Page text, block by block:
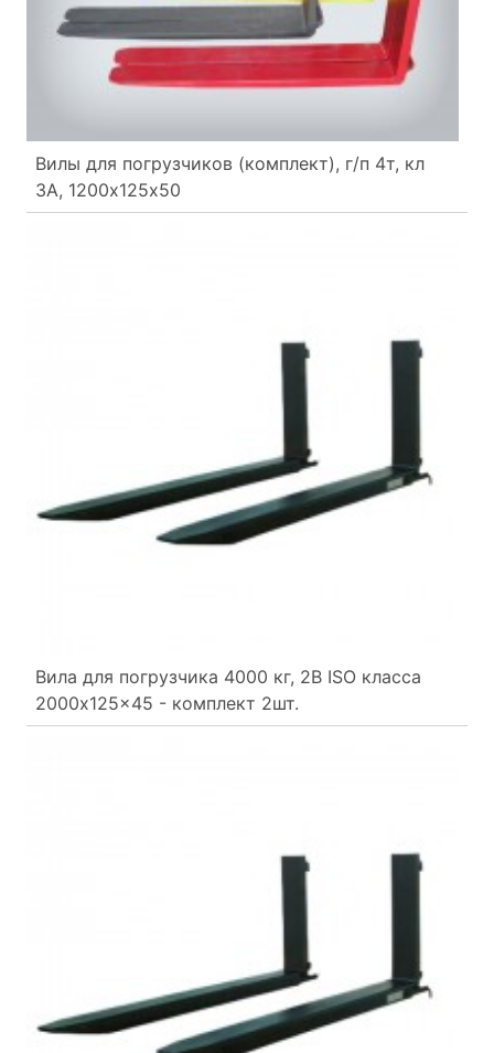
Вилы для погрузчиков (комплект), г/п 4т, кл
3А, 1200х125х50
Вила для погрузчика 4000 кг, 2B ISO класса
2000x125x45 - комплект 2шт.